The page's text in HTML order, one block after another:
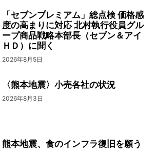
「セブンプレミアム」総点検 価格感
度の高まりに対応 北村執行役員グル
ープ商品戦略本部長（セブン＆アイ
ＨＤ）に聞く
2026年8月5日
〈熊本地震〉小売各社の状況
2026年8月3日
熊本地震、食のインフラ復旧を願う